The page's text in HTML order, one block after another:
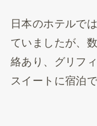
日本のホテルで
ていましたが、
絡あり、グリフ
スイートに宿泊